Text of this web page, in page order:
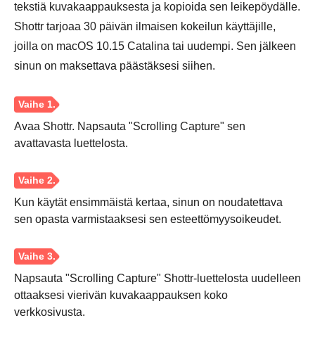
tekstiä kuvakaappauksesta ja kopioida sen leikepöydälle.
Shottr tarjoaa 30 päivän ilmaisen kokeilun käyttäjille,
joilla on macOS 10.15 Catalina tai uudempi. Sen jälkeen
sinun on maksettava päästäksesi siihen.
Avaa Shottr. Napsauta "Scrolling Capture" sen
avattavasta luettelosta.
Kun käytät ensimmäistä kertaa, sinun on noudatettava
sen opasta varmistaaksesi sen esteettömyysoikeudet.
Napsauta "Scrolling Capture" Shottr-luettelosta uudelleen
ottaaksesi vierivän kuvakaappauksen koko
verkkosivusta.